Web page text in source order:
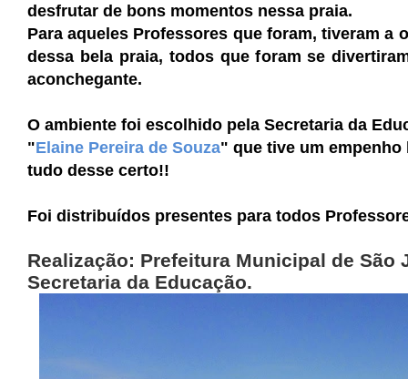
desfrutar de bons momentos nessa praia.
Para aqueles Professores que foram, tiveram a
dessa bela praia, todos que foram se
aconchegante.
O ambiente foi escolhido pela Secretaria da
"Elaine Pereira de Souza" que tive um empenho
tudo desse certo!!
Foi distribuídos presentes para todos
Realização: Prefeitura Municipal de São
Secretaria da Educação.